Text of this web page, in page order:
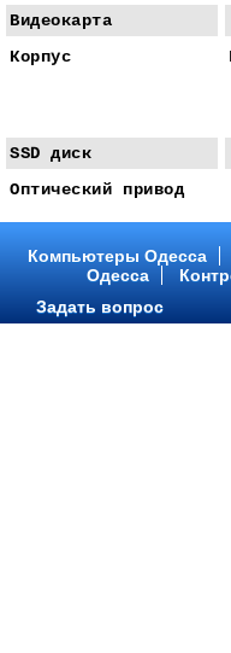
Видеокарта
Корпус
SSD диск
Оптический привод
Компьютеры Одесса
Одесса
Задать вопрос